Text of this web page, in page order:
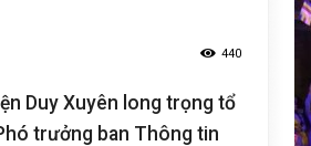
440
Duy Xuyên long trọng tổ
trưởng ban Thông tin